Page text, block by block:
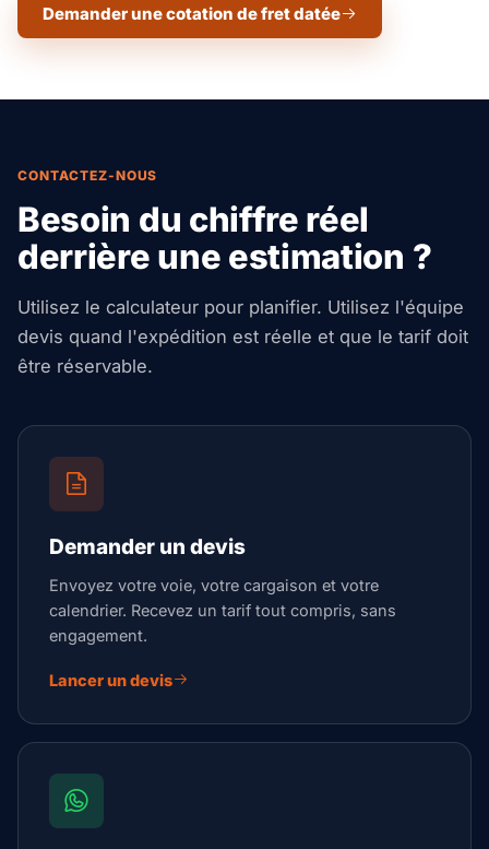
Demander une cotation de fret datée
CONTACTEZ-NOUS
Besoin du chiffre réel
derrière une estimation ?
Utilisez le calculateur pour planifier. Utilisez l'équipe
devis quand l'expédition est réelle et que le tarif doit
être réservable.
Demander un devis
Envoyez votre voie, votre cargaison et votre
calendrier. Recevez un tarif tout compris, sans
engagement.
Lancer un devis